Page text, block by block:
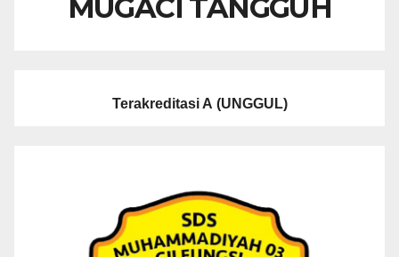
MUGACI TANGGUH
Terakreditasi A (UNGGUL)